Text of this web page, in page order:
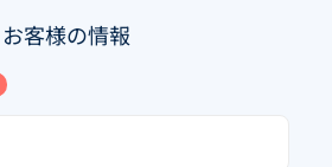
お客様の情報